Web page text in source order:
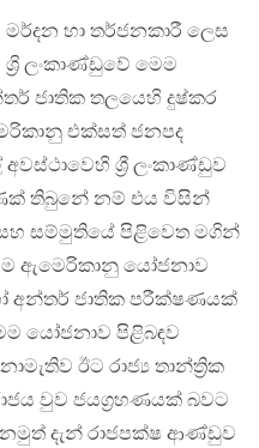
හා තර්ජනකාරී ලෙස
ලංකාණ්ඩුවේ මෙම
ජාතික තලයෙහි දුෂ්කර
එක්සත් ජනපද
ශ්‍රී ලංකාණ්ඩුව
තිබුනේ නම් එය විසින්
සම්මුතියේ පිළිවෙත මගින්
ඇමෙරිකානු යෝජනාව
අන්තර් ජාතික පරීක්ෂණයක්
යෝජනාව පිළිබඳව
ඊට රාජ්‍ය තාන්ත්‍රික
වුව ජයග්‍රහණයක් බවට
දැන් රාජපක්ෂ ආණ්ඩුව